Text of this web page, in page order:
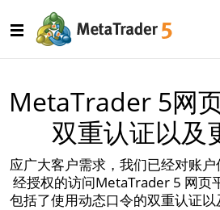
MetaTrader 5网
双重认证以及
应广大客户需求，我们已经对账
经授权的访问MetaTrader 5 网页
包括了使用动态口令的双重认证